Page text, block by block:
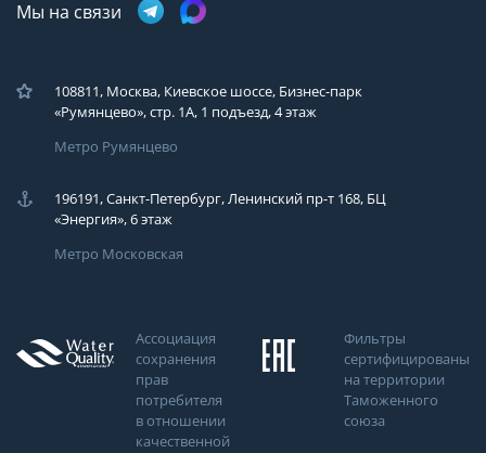
Мы на связи
108811, Москва, Киевское шоссе, Бизнес-парк
«Румянцево», стр. 1А, 1 подъезд, 4 этаж
Метро Румянцево
196191, Санкт-Петербург, Ленинский пр-т 168, БЦ
«Энергия», 6 этаж
Метро Московская
Ассоциация
сохранения
прав
потребителя
в отношении
качественной
Фильтры
сертифицированы
на территории
Таможенного
союза